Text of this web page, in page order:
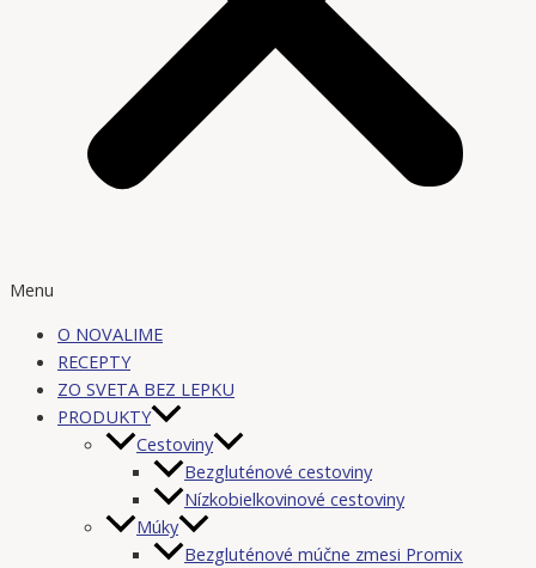
Menu
O NOVALIME
RECEPTY
ZO SVETA BEZ LEPKU
PRODUKTY
Cestoviny
Bezgluténové cestoviny
Nízkobielkovinové cestoviny
Múky
Bezgluténové múčne zmesi Promix